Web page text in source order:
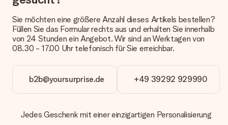
Wie lange dauert die Lieferzeit und wann werde ich mein
Geschenk erhalten?
Die aktuelle Lieferzeit steht jeweils auf der Produktseite bei
dem Geschenk vermeldet. Du kannst darauf vertrauen, dass
eine fristgerechte Lieferung durch unsere Lieferdienste
Welche Lieferoptionen stehen zur Verfügung?
Derzeit können wir (noch) keine verschiedenen Lieferoptionen
anbieten. Das Geschenk, das bestellt wird, wird als Paket oder
oder Päckchen geliefert wird, kontaktiere bitte unseren
Sie möchten eine größere Anzahl dieses Artikels bestellen?
Füllen Sie das Formular rechts aus und erhalten Sie innerhalb
von 24 Stunden ein Angebot. Wir sind an Werktagen von
08.30 - 17.00 Uhr telefonisch für Sie erreichbar.
b2b@yoursurprise.de +49 39292 929990
Jedes Geschenk mit einer einzigartigen Personalisierung